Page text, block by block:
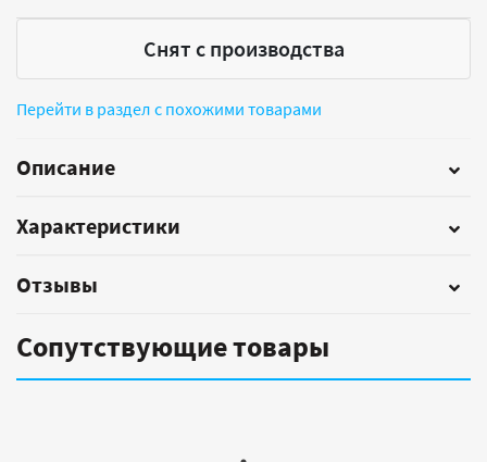
Снят с производства
Перейти в раздел с похожими товарами
Описание
Характеристики
Отзывы
Сопутствующие товары